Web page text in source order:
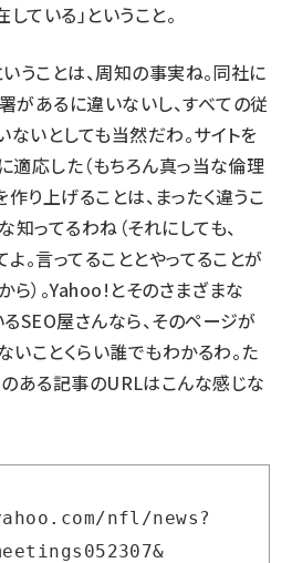
ている」ということ。
うことは、周知の事実ね。同社に
あるに違いないし、すべての従
いとしても当然だわ。サイトを
適応した（もちろん真っ当な倫理
作り上げることは、まったく違うこ
知ってるわね（それにしても、
。言ってることとやってることが
ら）。Yahoo!とそのさまざまな
SEO屋さんなら、そのページが
ことくらい誰でもわかるわ。た
ある記事のURLはこんな感じな
nfl/news?